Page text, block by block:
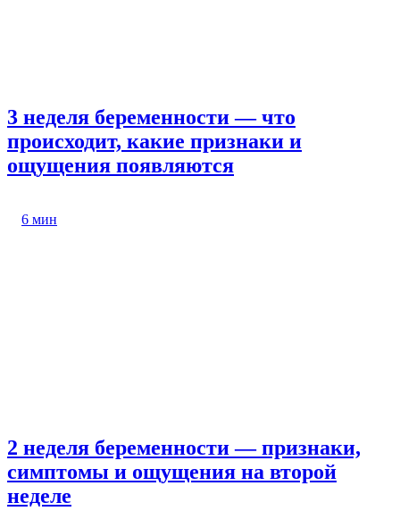
3 неделя беременности — что
происходит, какие признаки и
ощущения появляются
6 мин
2 неделя беременности — признаки,
симптомы и ощущения на второй
неделе